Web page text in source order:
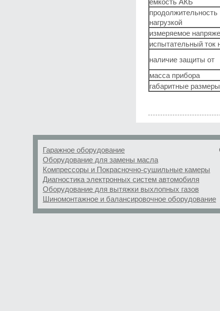
нагрузкой
измеряемое
испытательный ток
наличие защиты от
масса прибора
габаритные размеры
Гаражное оборудование
Оборудование для замены масла
Компрессоры и Покрасночно-сушильные камеры
Диагностика электронных систем автомобиля
Оборудование для вытяжки выхлопных газов
Шиномонтажное и балансировочное оборудование